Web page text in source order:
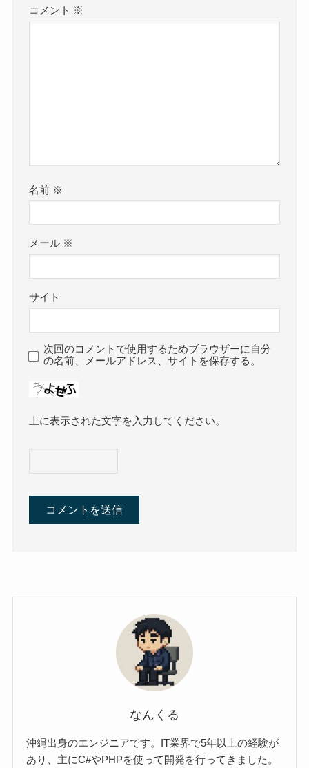
コメント ※
名前 ※
メール ※
サイト
次回のコメントで使用するためブラウザーに自分
の名前、メールアドレス、サイトを保存する。
上に表示された文字を入力してください。
なんくる
沖縄出身のエンジニアです。IT業界で5年以上の経験が
あり、主にC#やPHPを使って開発を行ってきました。